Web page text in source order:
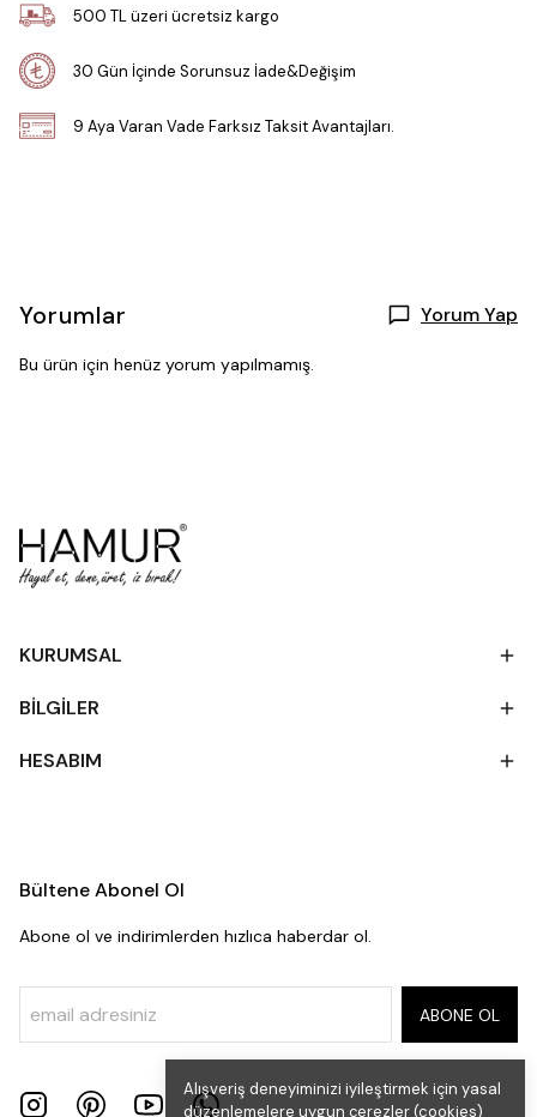
Alışveriş deneyiminizi iyileştirmek için yasal
düzenlemelere uygun çerezler (cookies)
500 TL üzeri ücretsiz kargo
30 Gün İçinde Sorunsuz İade&Değişim
9 Aya Varan Vade Farksız Taksit Avantajları.
Yorumlar Yorum Yap
Bu ürün için henüz yorum yapılmamış.
KURUMSAL
BİLGİLER
HESABIM
Bültene Abonel Ol
Abone ol ve indirimlerden hızlıca haberdar ol.
ABONE OL